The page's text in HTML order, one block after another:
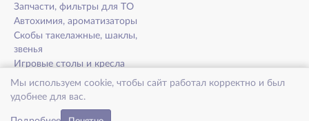
Мы используем cookie, чтобы сайт работал корректно и был
удобнее для вас.
Запчасти, фильтры для ТО
Автохимия, ароматизаторы
Скобы такелажные, шаклы,
звенья
Игровые столы и кресла
Товары для здоровья и
долголетия